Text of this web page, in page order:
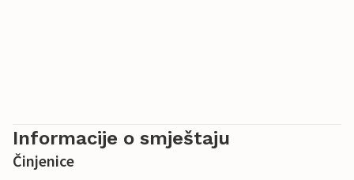
Informacije o smještaju
Činjenice